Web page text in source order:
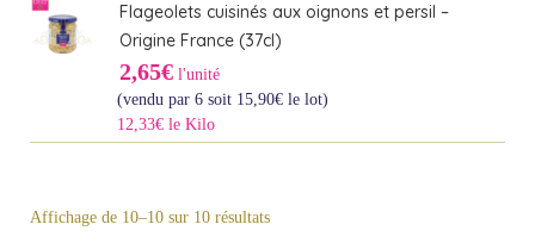
Flageolets cuisinés aux oignons et persil –
Origine France (37cl)
2,65€ l'unité
(vendu par 6 soit 15,90€ le lot)
12,33€ le Kilo
Affichage de 10–10 sur 10 résultats